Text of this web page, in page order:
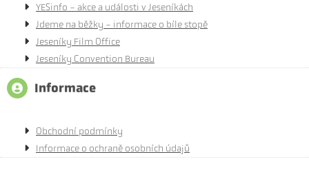
YESinfo - akce a události v Jeseníkách
Jdeme na běžky - informace o bíle stopě
Jeseníky Film Office
Jeseníky Convention Bureau
Informace
Obchodní podmínky
Informace o ochraně osobních údajů